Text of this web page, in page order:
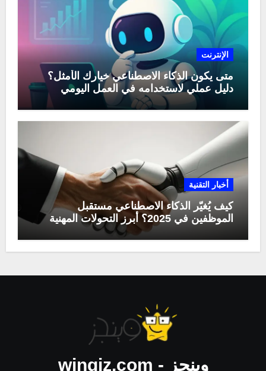
الإنترنت
متى يكون الذكاء الاصطناعي خيارك الأمثل؟
دليل عملي لاستخدامه في العمل اليومي
أخبار التقنية
كيف يُغيّر الذكاء الاصطناعي مستقبل
الموظفين في 2025؟ أبرز التحولات المهنية
وينجز - wingiz.com